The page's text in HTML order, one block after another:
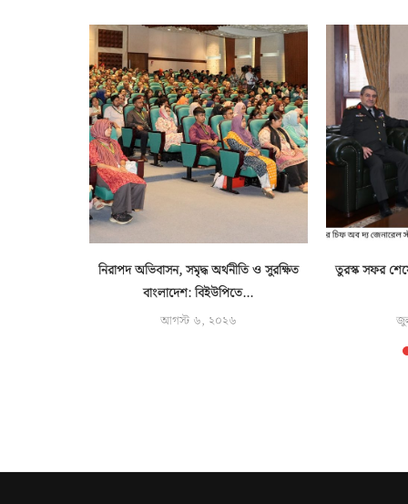
নিরাপদ অভিবাসন, সমৃদ্ধ অর্থনীতি ও সুরক্ষিত
বাংলাদেশ: বিইউপিতে...
আগস্ট ৬, ২০২৬
তুরস্ক সফর